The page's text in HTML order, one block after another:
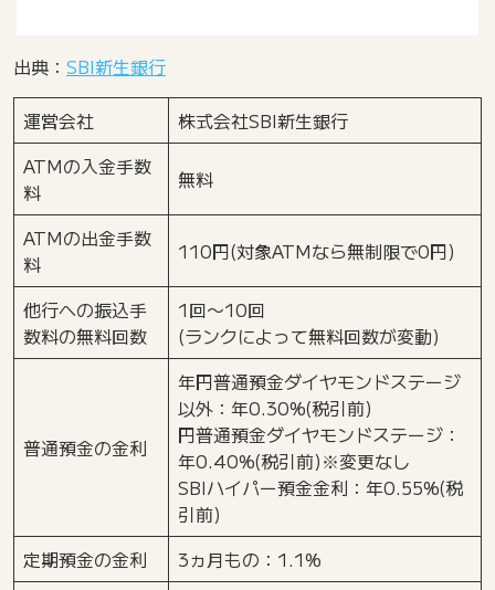
出典： SBI新生銀行
運営会社
株式会社SBI新生銀行
ATMの入金手数
料
無料
ATMの出金手数
料
110円(対象ATMなら無制限で0円)
他行への振込手
数料の無料回数
1回〜10回
(ランクによって無料回数が変動)
普通預金の金利
年円普通預金ダイヤモンドステージ
以外：年0.30%(税引前)
円普通預金ダイヤモンドステージ：
年0.40%(税引前)※変更なし
SBIハイパー預金金利：年0.55%(税
引前)
定期預金の金利
3ヵ月もの：1.1%